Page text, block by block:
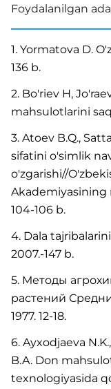
Foydalanilgan
1. Yormatova D.
136 b.
2. Bo'riev H,
mahsulotlarini
3. Atoev B.Q.,
sifatini o'simlik
o'zgarishi//
Akademiyasining
104-106 b.
4. Dala
2007.-147 b.
5. Методы
растений
1977. 12-18.
6. Ayxodjaeva
B.A. Don
texnologiyasida